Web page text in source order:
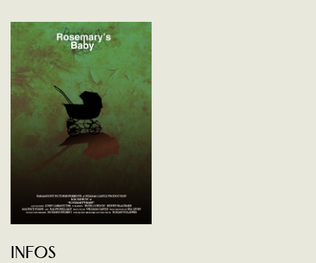
Infos